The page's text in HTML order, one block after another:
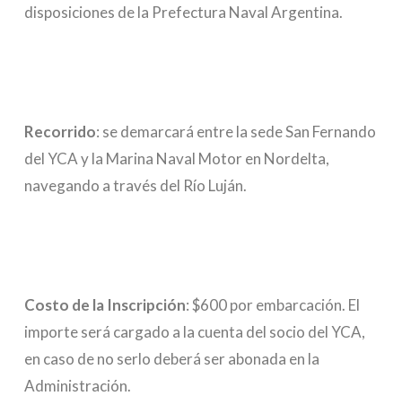
disposiciones de la Prefectura Naval Argentina.
Recorrido: se demarcará entre la sede San Fernando
del YCA y la Marina Naval Motor en Nordelta,
navegando a través del Río Luján.
Costo de la Inscripción: $600 por embarcación. El
importe será cargado a la cuenta del socio del YCA,
en caso de no serlo deberá ser abonada en la
Administración.